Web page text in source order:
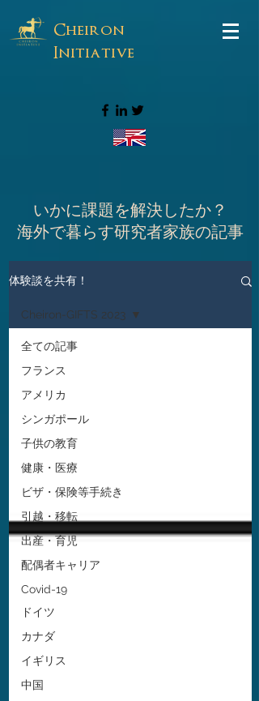
Cheiron
Initiative
いかに課題を解決したか？
海外で暮らす研究者家族の記事
体験談を共有！
全ての記事
フランス
アメリカ
シンガポール
子供の教育
健康・医療
ビザ・保険等手続き
引越・移転
出産・育児
配偶者キャリア
Covid-19
ドイツ
カナダ
イギリス
中国
Cheiron-GIFTS 2023